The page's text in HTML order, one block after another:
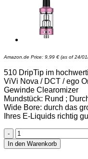
Amazon.de Price: 9,99 € (as of 24/
510 DripTip im
ViVi Nova / DCT / ego
Gewinde Clearomizer
Mundstück: Rund ;
Wide Bore: durch das
Ihres E-Liquids richtig
Round
510
Drip
In den Warenkorb